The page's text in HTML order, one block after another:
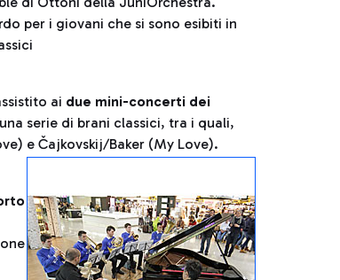
per i giovani che si sono esibiti in
ai due mini-concerti dei
serie di brani classici, tra i quali,
e Čajkovskij/Baker (My Love).